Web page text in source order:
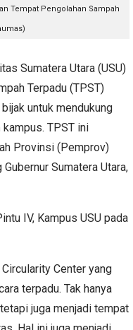
Tempat Pengolahan Sampah
Sumatera Utara (USU)
Terpadu (TPST)
untuk mendukung
TPST ini
Provinsi (Pemprov)
Sumatera Utara,
IV, Kampus USU pada
Center yang
terpadu. Tak hanya
juga menjadi tempat